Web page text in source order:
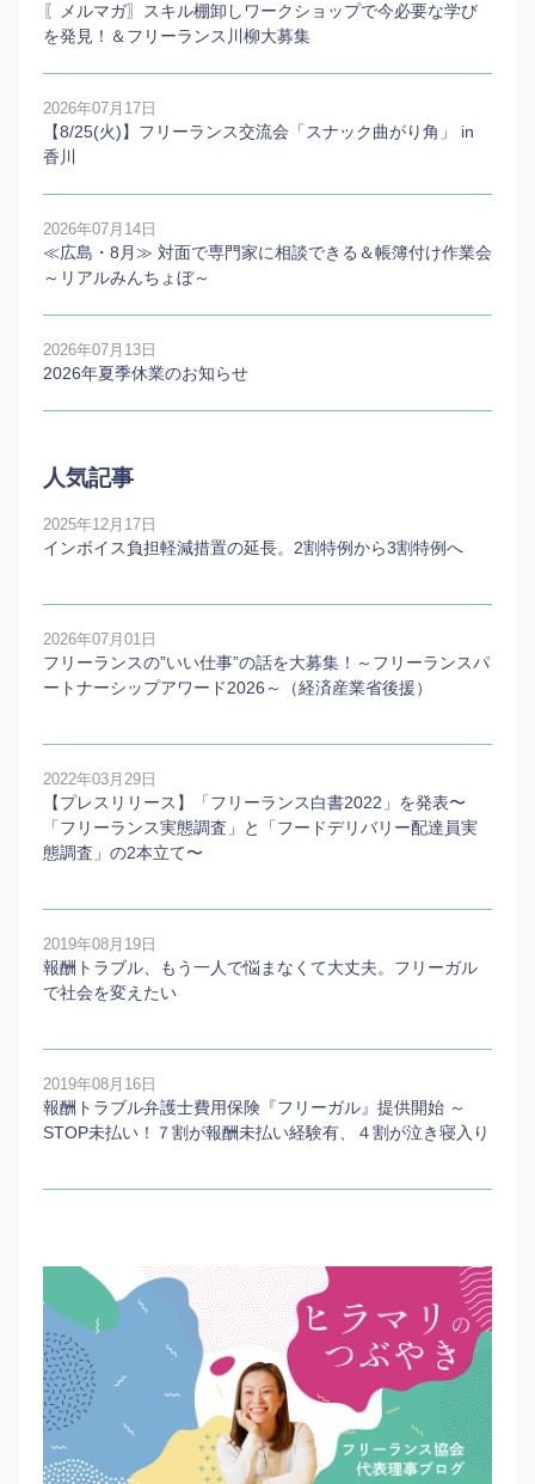
〖メルマガ〗スキル棚卸しワークショップで今必要な学び
を発見！＆フリーランス川柳大募集
2026年07月17日
【8/25(火)】フリーランス交流会「スナック曲がり角」 in
香川
2026年07月14日
≪広島・8月≫ 対面で専門家に相談できる＆帳簿付け作業会
～リアルみんちょぼ～
2026年07月13日
2026年夏季休業のお知らせ
人気記事
2025年12月17日
インボイス負担軽減措置の延長。2割特例から3割特例へ
2026年07月01日
フリーランスの”いい仕事”の話を大募集！～フリーランスパ
ートナーシップアワード2026～（経済産業省後援）
2022年03月29日
【プレスリリース】「フリーランス白書2022」を発表〜
「フリーランス実態調査」と「フードデリバリー配達員実
態調査」の2本⽴て〜
2019年08月19日
報酬トラブル、もう一人で悩まなくて大丈夫。フリーガル
で社会を変えたい
2019年08月16日
報酬トラブル弁護士費用保険『フリーガル』提供開始 ～
STOP未払い！７割が報酬未払い経験有、４割が泣き寝入り